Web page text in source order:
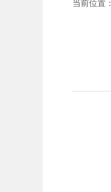
当前位置：